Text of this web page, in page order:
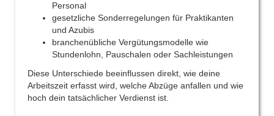
Personal
gesetzliche Sonderregelungen für Praktikanten
und Azubis
branchenübliche Vergütungsmodelle wie
Stundenlohn, Pauschalen oder Sachleistungen
Diese Unterschiede beeinflussen direkt, wie deine
Arbeitszeit erfasst wird, welche Abzüge anfallen und wie
hoch dein tatsächlicher Verdienst ist.